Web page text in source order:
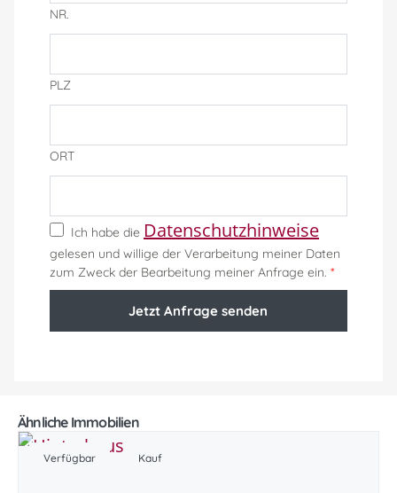
NR.
PLZ
ORT
Ich habe die Datenschutzhinweise
gelesen und willige der Verarbeitung meiner Daten
zum Zweck der Bearbeitung meiner Anfrage ein. *
Jetzt Anfrage senden
Ähnliche Immobilien
Verfügbar Kauf